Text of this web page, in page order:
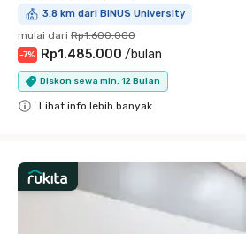
3.8 km dari BINUS University
mulai dari Rp1.600.000
-7% Rp1.485.000 /bulan
Diskon sewa min. 12 Bulan
Lihat info lebih banyak